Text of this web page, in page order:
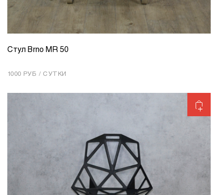
КОЛИЧЕСТВО 1
Стул Brno MR 50
1000 РУБ / СУТКИ